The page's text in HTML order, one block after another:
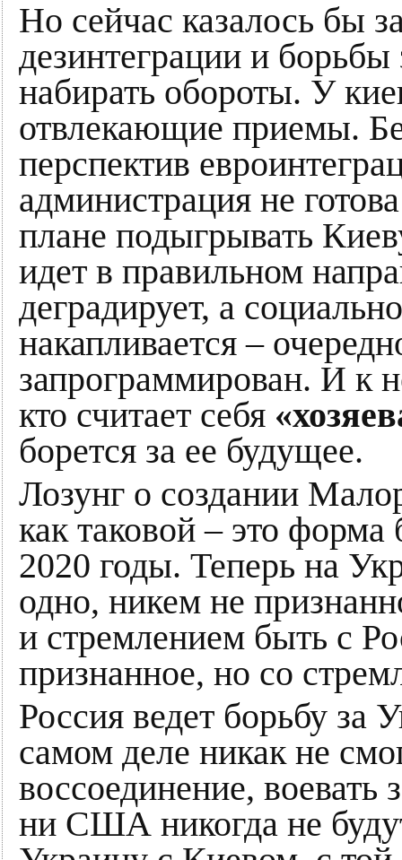
Но сейчас казалось бы
дезинтеграции и борьбы
набирать обороты. У
отвлекающие приемы.
перспектив
администрация не
плане подыгрывать
идет в правильном
деградирует, а
накапливается –
запрограммирован. И к
кто считает себя
борется за ее будущее.
Лозунг о создании
как таковой – это
2020 годы. Теперь на
одно, никем не
и стремлением быть с
признанное, но со
Россия ведет борьбу за
самом деле никак не
воссоединение,
ни США никогда не